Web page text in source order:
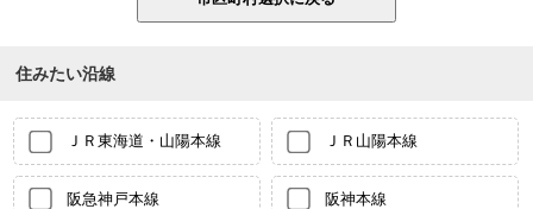
住みたい沿線
ＪＲ東海道・山陽本線 ＪＲ山陽本線
阪急神戸本線 阪神本線